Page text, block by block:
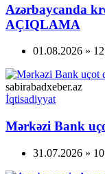
Azərbaycanda
AÇIQLAMA
01.08.2026 »
sabirabadxeber.az
İqtisadiyyat
Mərkəzi Bank
31.07.2026 »